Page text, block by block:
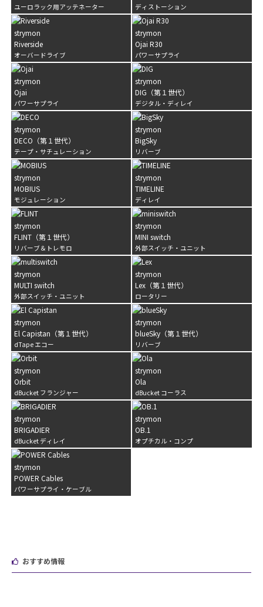
ユーロラック用アッテネーター ディストーション
strymon
Riverside
オーバードライブ
strymon
Ojai R30
パワーサプライ
strymon
Ojai
パワーサプライ
strymon
DIG（第１世代）
デジタル・ディレイ
strymon
DECO（第１世代）
テープ・サチュレーション
strymon
BigSky
リバーブ
strymon
MOBIUS
モジュレーション
strymon
TIMELINE
ディレイ
strymon
FLINT（第１世代）
リバーブ＆トレモロ
strymon
MINI switch
外部スイッチ・ユニット
strymon
MULTI switch
外部スイッチ・ユニット
strymon
Lex（第１世代）
ロータリー
strymon
El Capistan（第１世代）
dTape エコー
strymon
blueSky（第１世代）
リバーブ
strymon
Orbit
dBucket フランジャー
strymon
Ola
dBucket コーラス
strymon
BRIGADIER
dBucket ディレイ
strymon
OB.1
オプチカル・コンプ
strymon
POWER Cables
パワーサプライ・ケーブル
おすすめ情報